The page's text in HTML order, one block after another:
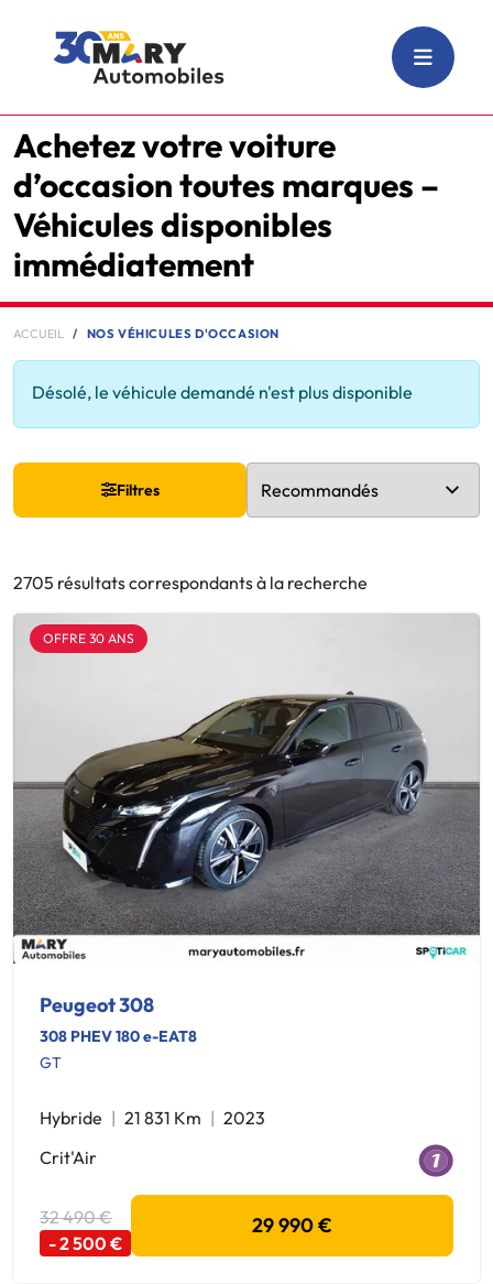
Achetez votre voiture
d’occasion toutes marques –
Véhicules disponibles
immédiatement
ACCUEIL NOS VÉHICULES D'OCCASION
Désolé, le véhicule demandé n'est plus disponible
Filtres
2705 résultats correspondants à la recherche
OFFRE 30 ANS
Peugeot 308
308 PHEV 180 e-EAT8
GT
Hybride 21 831 Km
2023
Crit'Air
32 490 €
- 2 500 €
29 990 €